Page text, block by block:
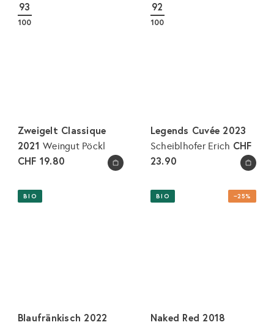
In den Warenkorb legen
93
100
Zweigelt Classique
2021Weingut Pöckl
CHF 19.80 In den Warenkorb legen
92
100
Legends Cuvée 2023
Scheiblhofer Erich CHF
23.90
BIO
Blaufränkisch 2022
−25%
BIO
Naked Red 2018